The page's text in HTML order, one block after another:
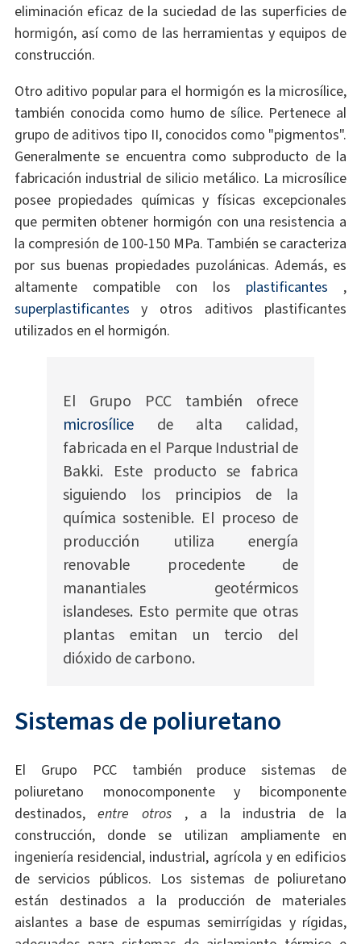
eliminación eficaz de la suciedad de las superficies de
hormigón, así como de las herramientas y equipos de
construcción.
Otro aditivo popular para el hormigón es la microsílice,
también conocida como humo de sílice. Pertenece al
grupo de aditivos tipo II, conocidos como "pigmentos".
Generalmente se encuentra como subproducto de la
fabricación industrial de silicio metálico. La microsílice
posee propiedades químicas y físicas excepcionales
que permiten obtener hormigón con una resistencia a
la compresión de 100-150 MPa. También se caracteriza
por sus buenas propiedades puzolánicas. Además, es
altamente compatible con los plastificantes ,
superplastificantes y otros aditivos plastificantes
utilizados en el hormigón.
El Grupo PCC también ofrece
microsílicede alta calidad,
fabricada en el Parque Industrial de
Bakki. Este producto se fabrica
siguiendo los principios de la
química sostenible. El proceso de
producción utiliza energía
renovable procedente de
manantiales geotérmicos
islandeses. Esto permite que otras
plantas emitan un tercio del
dióxido de carbono.
Sistemas de poliuretano
El Grupo PCC también produce sistemas de
poliuretano monocomponente y bicomponente
destinados,entre otros, a la industria de la
construcción, donde se utilizan ampliamente en
ingeniería residencial, industrial, agrícola y en edificios
de servicios públicos. Los sistemas de poliuretano
están destinados a la producción de materiales
aislantes a base de espumas semirrígidas y rígidas,